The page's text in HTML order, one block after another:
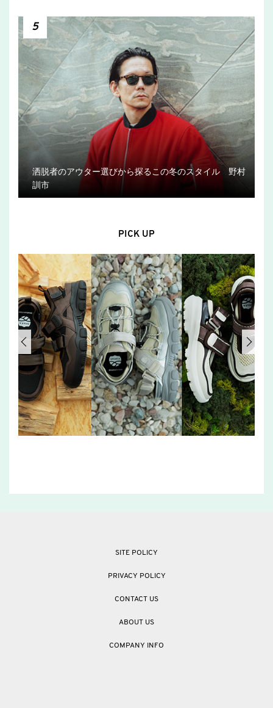
5
洒脱者のアウター選びから探るこの冬のスタイル 野村
訓市
PICK UP
SITE POLICY
PRIVACY POLICY
CONTACT US
ABOUT US
COMPANY INFO